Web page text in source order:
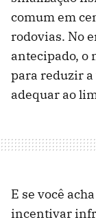
comum em
rodovias. No
antecipado, o
para reduzir a
adequar ao
E se você
incentivar